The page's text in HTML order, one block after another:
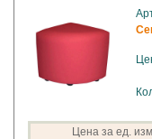
Цена за ед.